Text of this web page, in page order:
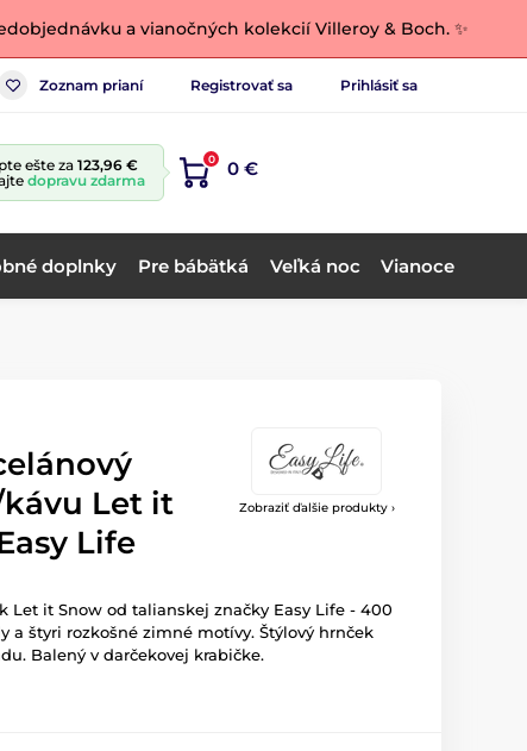
a vianočných kolekcií Villeroy & Boch. ✨
Zoznam prianí Registrovať sa Prihlásiť sa
ešte za 123,96 €
dopravu zdarma
0 0 €
doplnky Pre bábätká Veľká noc Vianoce
Zobraziť ďalšie produkty ›
Let it
Life
Let it Snow od talianskej značky Easy Life - 400
a štyri rozkošné zimné motívy. Štýlový hrnček
Balený v darčekovej krabičke.